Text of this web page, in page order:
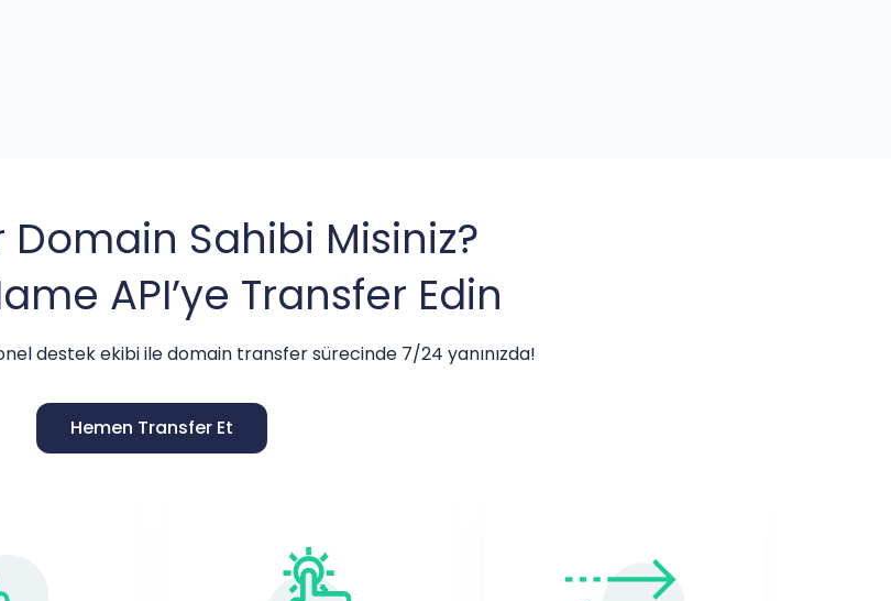
Domain Sahibi Misiniz?
API’ye Transfer Edin
destek ekibi ile domain transfer sürecinde 7/24 yanınızda!
Hemen Transfer Et